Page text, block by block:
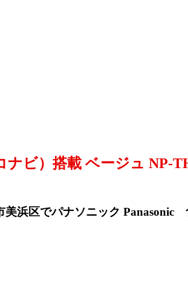
ナビ）搭載 ベージュ NP-
美浜区でパナソニック Panasonic